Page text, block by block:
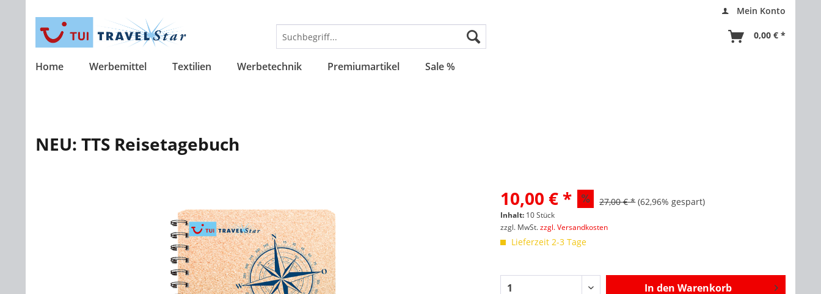
Mein Konto
0,00 € *
Home Werbemittel Textilien Werbetechnik Premiumartikel Sale %
NEU: TTS Reisetagebuch
10,00 € * 27,00 € * (62,96% gespart)
Inhalt: 10 Stück
zzgl. MwSt.zzgl. Versandkosten
Lieferzeit 2-3 Tage
In den Warenkorb